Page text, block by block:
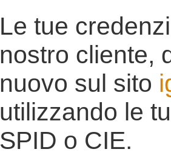
Le tue
nostro cliente,
nuovo sul sito
utilizzando le
SPID o CIE.